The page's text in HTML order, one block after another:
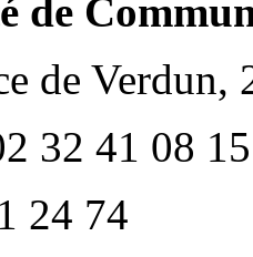
de
de Verdun,
32 41 08 15
24 74